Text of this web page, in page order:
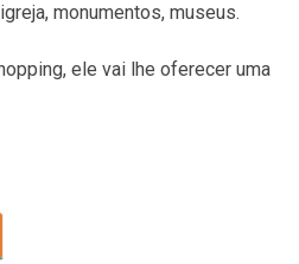
monumentos, museus.
ele vai lhe oferecer uma